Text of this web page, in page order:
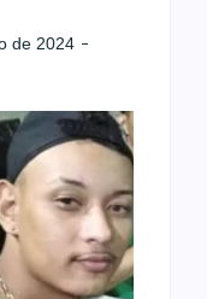
de 2024